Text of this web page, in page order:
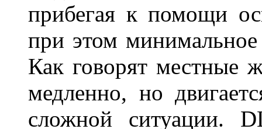
прибегая к помощи
при этом минимальное
Как говорят местные
медленно, но
сложной ситуации.